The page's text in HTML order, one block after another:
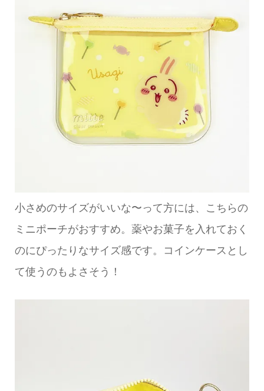
小さめのサイズがいいな〜って方には、こちらの
ミニポーチがおすすめ。薬やお菓子を入れておく
のにぴったりなサイズ感です。コインケースとし
て使うのもよさそう！